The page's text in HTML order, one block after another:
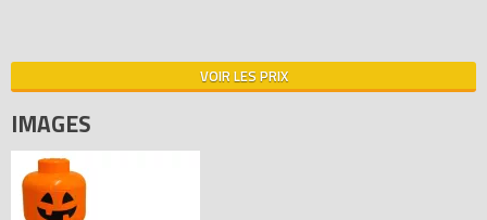
VOIR LES PRIX
IMAGES